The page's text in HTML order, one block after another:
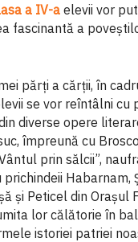
a IV-a elevii vor
fascinantă a
părți a cărții, în
se vor reîntâlni cu
diverse opere
împreună cu
prin sălcii”,
prichindeii Habarnam,
și Peticel din Orașul
lor călătorie în
istoriei patriei